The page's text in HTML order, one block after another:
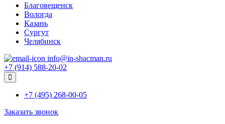
Благовещенск
Вологда
Казань
Сургут
Челябинск
info@in-shacman.ru
+7 (914) 588-20-02
+7 (495) 268-00-05
Заказать звонок